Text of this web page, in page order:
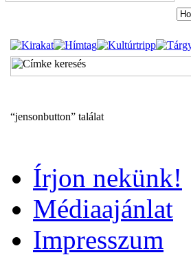
“jensonbutton” találat
Írjon nekünk!
Médiaajánlat
Impresszum